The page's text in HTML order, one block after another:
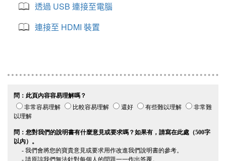
透過 USB 連接至電腦
連接至 HDMI 裝置